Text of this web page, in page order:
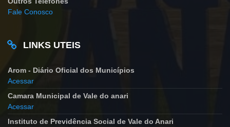
Fale Conosco
LINKS UTEIS
Arom - Diário Oficial dos Municípios
Acessar
Camara Municipal de Vale do anari
Acessar
Instituto de Previdência Social de Vale do Anari